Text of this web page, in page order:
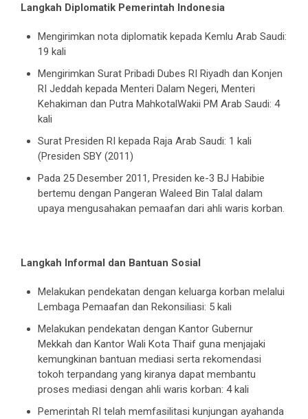
Langkah Diplomatik Pemerintah Indonesia
Mengirimkan nota diplomatik kepada Kemlu Arab Saudi:
19 kali
Mengirimkan Surat Pribadi Dubes RI Riyadh dan Konjen
RI Jeddah kepada Menteri Dalam Negeri, Menteri
Kehakiman dan Putra MahkotalWakii PM Arab Saudi: 4
kali
Surat Presiden RI kepada Raja Arab Saudi: 1 kali
(Presiden SBY (2011)
Pada 25 Desember 2011, Presiden ke-3 BJ Habibie
bertemu dengan Pangeran Waleed Bin Talal dalam
upaya mengusahakan pemaafan dari ahli waris korban.
Langkah Informal dan Bantuan Sosial
Melakukan pendekatan dengan keluarga korban melalui
Lembaga Pemaafan dan Rekonsiliasi: 5 kali
Melakukan pendekatan dengan Kantor Gubernur
Mekkah dan Kantor Wali Kota Thaif guna menjajaki
kemungkinan bantuan mediasi serta rekomendasi
tokoh terpandang yang kiranya dapat membantu
proses mediasi dengan ahli waris korban: 4 kali
Pemerintah RI telah memfasilitasi kunjungan ayahanda